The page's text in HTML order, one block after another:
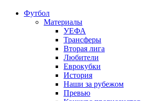
Футбол
Материалы
УЕФА
Трансферы
Вторая лига
Любители
Еврокубки
История
Наши за рубежом
Превью